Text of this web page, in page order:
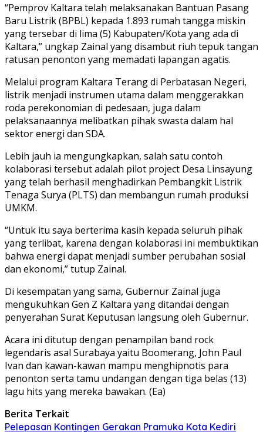
“Pemprov Kaltara telah melaksanakan Bantuan Pasang
Baru Listrik (BPBL) kepada 1.893 rumah tangga miskin
yang tersebar di lima (5) Kabupaten/Kota yang ada di
Kaltara,” ungkap Zainal yang disambut riuh tepuk tangan
ratusan penonton yang memadati lapangan agatis.
Melalui program Kaltara Terang di Perbatasan Negeri,
listrik menjadi instrumen utama dalam menggerakkan
roda perekonomian di pedesaan, juga dalam
pelaksanaannya melibatkan pihak swasta dalam hal
sektor energi dan SDA.
Lebih jauh ia mengungkapkan, salah satu contoh
kolaborasi tersebut adalah pilot project Desa Linsayung
yang telah berhasil menghadirkan Pembangkit Listrik
Tenaga Surya (PLTS) dan membangun rumah produksi
UMKM.
“Untuk itu saya berterima kasih kepada seluruh pihak
yang terlibat, karena dengan kolaborasi ini membuktikan
bahwa energi dapat menjadi sumber perubahan sosial
dan ekonomi,” tutup Zainal.
Di kesempatan yang sama, Gubernur Zainal juga
mengukuhkan Gen Z Kaltara yang ditandai dengan
penyerahan Surat Keputusan langsung oleh Gubernur.
Acara ini ditutup dengan penampilan band rock
legendaris asal Surabaya yaitu Boomerang, John Paul
Ivan dan kawan-kawan mampu menghipnotis para
penonton serta tamu undangan dengan tiga belas (13)
lagu hits yang mereka bawakan. (Ea)
Berita Terkait
Pelepasan Kontingen Gerakan Pramuka Kota Kediri